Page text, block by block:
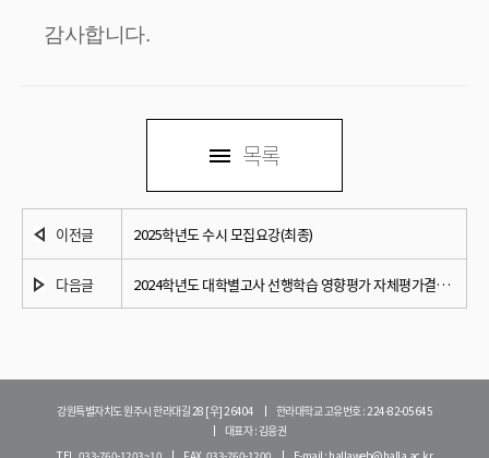
감사합니다.
목록
이전글 2025학년도 수시 모집요강(최종)
다음글 2024학년도 대학별고사 선행학습 영향평가 자체평가결과 보고서 공개
강원특별자치도 원주시 한라대길 28 [우] 26404
한라대학교 고유번호 : 224-82-05645
대표자 : 김응권